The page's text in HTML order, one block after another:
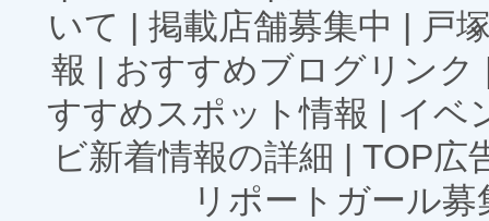
いて | 掲載店舗募集中 | 戸
報 | おすすめブログリンク
すすめスポット情報 | イベ
ビ新着情報の詳細 | TOP広
リポートガール募